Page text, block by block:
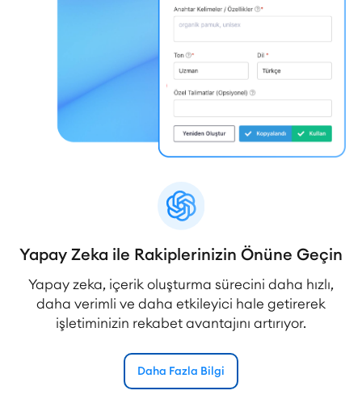
Yapay Zeka ile Rakiplerinizin Önüne Geçin
Yapay zeka, içerik oluşturma sürecini daha hızlı,
daha verimli ve daha etkileyici hale getirerek
işletiminizin rekabet avantajını artırıyor.
Daha Fazla Bilgi